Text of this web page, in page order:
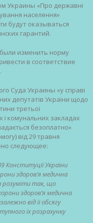
Украины «Про державні
населення»
будут оказываться
гарантий.
изменить норму
в соответствие
Суда Украины «у справі
депутатів України щодо
третьої
і комунальних закладах
безоплатно»
від 29 травня
следующее:
України
здоров’я медична
розуміти так, що
здоров’я медична
від її обсягу
їх розрахунку